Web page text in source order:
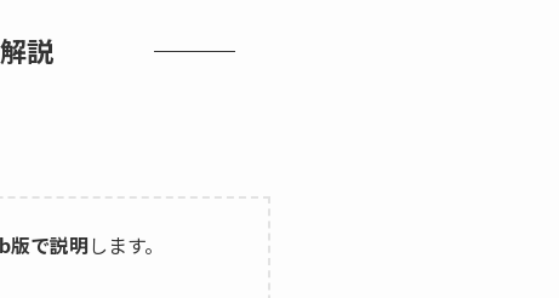
説
版で説明します。